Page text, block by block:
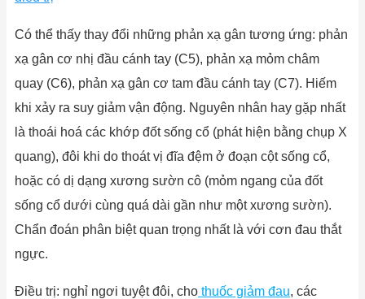
Có thể thấy thay đổi những phản xạ gân tương ứng: phản
xạ gân cơ nhị đầu cánh tay (C5), phản xạ mỏm châm
quay (C6), phản xạ gân cơ tam đầu cánh tay (C7). Hiếm
khi xảy ra suy giảm vận động. Nguyên nhân hay gặp nhất
là thoái hoá các khớp đốt sống cổ (phát hiện bằng chụp X
quang), đôi khi do thoát vị đĩa đệm ở đoạn cột sống cổ,
hoặc có dị dạng xương sườn cô (mỏm ngang của đốt
sống cổ dưới cùng quá dài gần như một xương sườn).
Chẩn đoán phân biệt quan trọng nhất là với cơn đau thắt
ngực.
Điều trị: nghỉ ngơi tuyệt đôi, cho thuốc giảm đau, các